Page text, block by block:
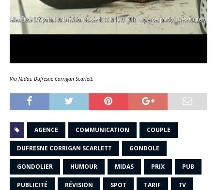
Via Midas, Dufresne Corrigan Scarlett.
AGENCE COMMUNICATION COUPLE
DUFRESNE CORRIGAN SCARLETT GONDOLE
GONDOLIER HUMOUR MIDAS PRIX PUB
PUBLICITÉ RÉVISION SPOT TARIF TV